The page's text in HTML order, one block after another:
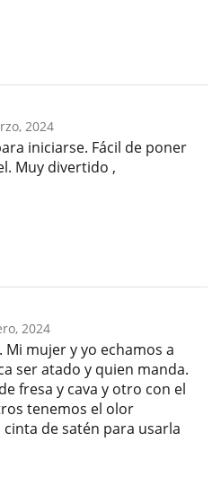
2024
iniciarse. Fácil de poner
Muy divertido ,
2024
mujer y yo echamos a
ser atado y quien manda.
fresa y cava y otro con el
tenemos el olor
de satén para usarla